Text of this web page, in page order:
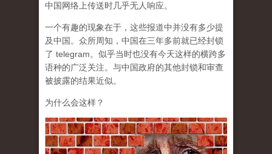
中国网络上传送时几乎无人响应。
一个有趣的现象在于，这些报道中并没有多少提
及中国。众所周知，中国在三年多前就已经封锁
了 telegram。似乎当时也没有今天这样的横跨多
语种的广泛关注。与中国政府的其他封锁和审查
被披露的结果近似。
为什么会这样？